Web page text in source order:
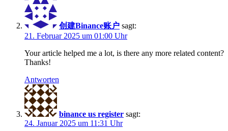
创建Binance账户 sagt:
21. Februar 2025 um 01:00 Uhr
Your article helped me a lot, is there any more related content?
Thanks!
Antworten
binance us register sagt:
24. Januar 2025 um 11:31 Uhr